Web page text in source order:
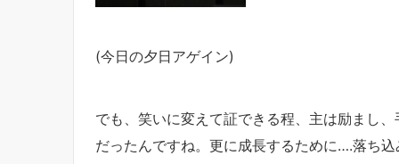
(今日の夕日アゲイン)
でも、笑いに変えて証できる程、主は励まし
だったんですね。更に成長するために….落ち